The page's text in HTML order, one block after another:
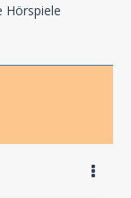
Hörspiele